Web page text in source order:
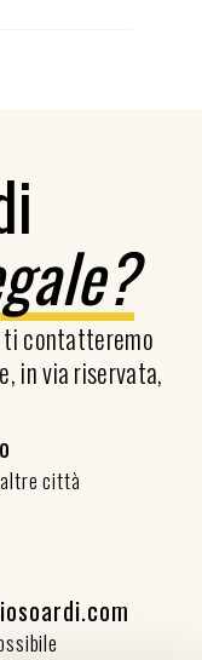
ti contatteremo
in via riservata,
città